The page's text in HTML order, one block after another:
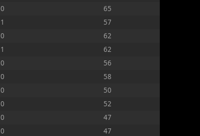
0
65
1
57
0
62
1
62
0
56
0
58
0
50
0
52
0
47
0
47